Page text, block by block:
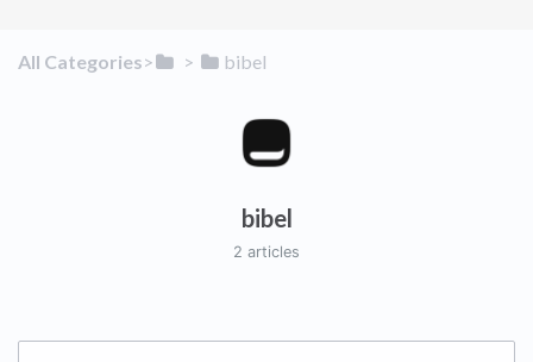
All Categories​>​ ​ > ​ ​bibel
bibel
2 articles